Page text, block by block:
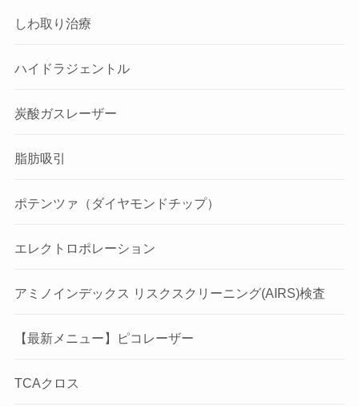
しわ取り治療
ハイドラジェントル
炭酸ガスレーザー
脂肪吸引
ポテンツァ（ダイヤモンドチップ）
エレクトロポレーション
アミノインデックス リスクスクリーニング(AIRS)検査
【最新メニュー】ピコレーザー
TCAクロス